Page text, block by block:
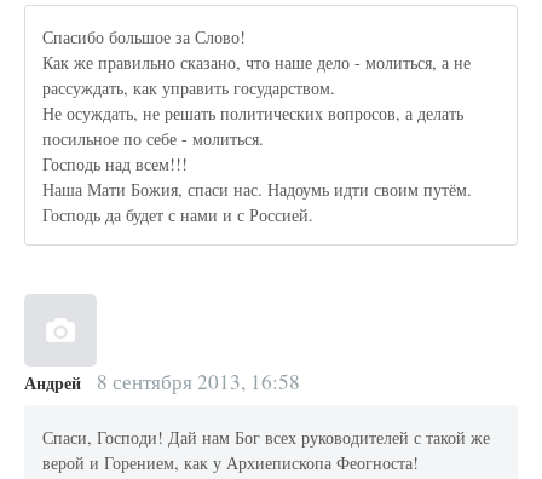
Спасибо большое за Слово!
Как же правильно сказано, что наше дело - молиться, а не
рассуждать, как управить государством.
Не осуждать, не решать политических вопросов, а делать
посильное по себе - молиться.
Господь над всем!!!
Наша Мати Божия, спаси нас. Надоумь идти своим путём.
Господь да будет с нами и с Россией.
Андрей 8 сентября 2013, 16:58
Спаси, Господи! Дай нам Бог всех руководителей с такой же
верой и Горением, как у Архиепископа Феогноста!